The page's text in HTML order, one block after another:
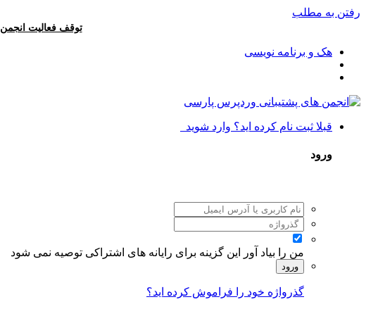
رفتن به مطلب
توقف فعالیت
هک و برنامه نویسی
قبلا ثبت نام کرده اید؟ وارد شوید
ورود
من را بیاد آور این گزینه برای رایانه های اشتراکی توصیه نمی شود
ورود
گذرواژه خود را فراموش کرده اید؟